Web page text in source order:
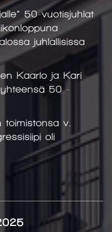
50-vuotisjuhlat
juhlallisissa
Kaarlo ja Kari
yhteensä 50 -
toimistonsa v.
oli